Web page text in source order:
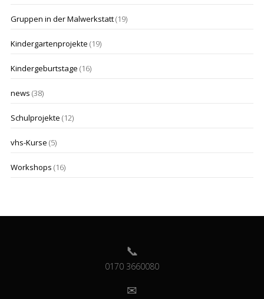
Gruppen in der Malwerkstatt(19)
Kindergartenprojekte (19)
Kindergeburtstage (16)
news (38)
Schulprojekte (12)
vhs-Kurse (5)
Workshops (16)
0170 3660080